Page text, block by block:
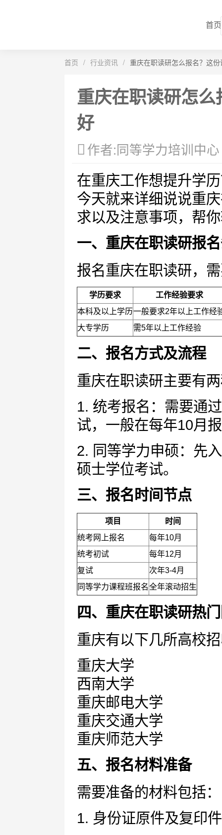
首页
首页 / 行业资讯 / 重庆在职读研怎么报名？这
重庆在职读研怎
好
作者:同等学力培训中心
在重庆工作想提升学
今天就来详细说说重
求以及注意事项，帮
一、重庆在职读研报
报名重庆在职读研，
学历要求
工作经验要求
本科及以上学历一般要求2年以上工作经
大专学历
需5年以上工作经验
二、报名方式及流程
重庆在职读研主要有
1. 统考报名：需要通
试，一般在每年10月
2. 同等学力申硕：先
硕士学位考试。
三、报名时间节点
项目
时间
统考网上报名
每年10月
统考初试
每年12月
复试
次年3-4月
同等学力课程班报名全年滚动招生
四、重庆在职读研热
重庆有以下几所高校
重庆大学
西南大学
重庆邮电大学
重庆交通大学
重庆师范大学
五、报名材料准备
需要准备的材料包括：
1. 身份证原件及复印件